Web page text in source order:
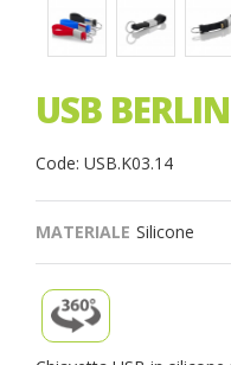
USB BERLIN
Code: USB.K03.14
MATERIALE Silicone